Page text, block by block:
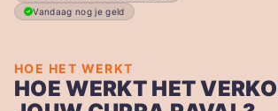
Vandaag nog je geld
HOE HET WERKT
HOE WERKT HET